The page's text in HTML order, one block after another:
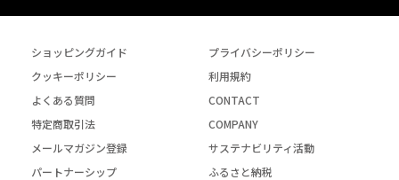
ショッピングガイド
プライバシーポリシー
クッキーポリシー
利用規約
よくある質問
CONTACT
特定商取引法
COMPANY
メールマガジン登録
サステナビリティ活動
パートナーシップ
ふるさと納税